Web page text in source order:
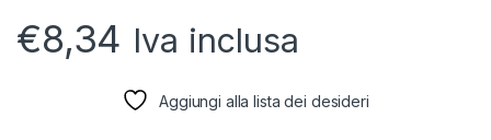
€8,34 Iva inclusa
Aggiungi alla lista dei desideri